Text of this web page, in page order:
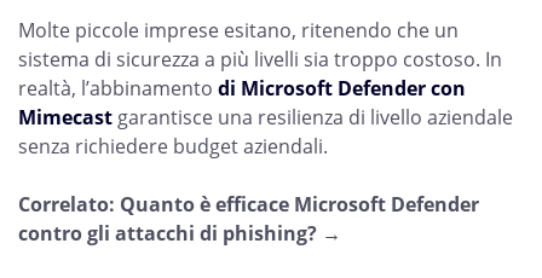
Molte piccole imprese esitano, ritenendo che un
sistema di sicurezza a più livelli sia troppo costoso. In
realtà, l’abbinamento di Microsoft Defender con
Mimecast garantisce una resilienza di livello aziendale
senza richiedere budget aziendali.
Correlato: Quanto è efficace Microsoft Defender
contro gli attacchi di phishing? →